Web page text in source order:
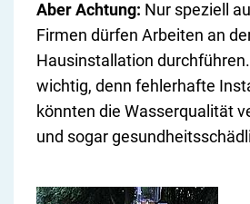
Aber Achtung: Nur speziell
Firmen dürfen Arbeiten an
Hausinstallation
wichtig, denn fehlerhafte
könnten die Wasserqualität
und sogar